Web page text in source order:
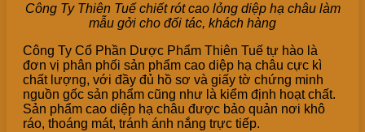
Công Ty Thiên Tuế chiết rót cao lỏng diệp hạ châu làm
mẫu gởi cho đối tác, khách hàng
Công Ty Cổ Phần Dược Phẩm Thiên Tuế tự hào là
đơn vị phân phối sản phẩm cao diệp hạ châu cực kì
chất lượng, với đầy đủ hồ sơ và giấy tờ chứng minh
nguồn gốc sản phẩm cũng như là kiểm định hoạt chất.
Sản phẩm cao diệp hạ châu được bảo quản nơi khô
ráo, thoáng mát, tránh ánh nắng trực tiếp.